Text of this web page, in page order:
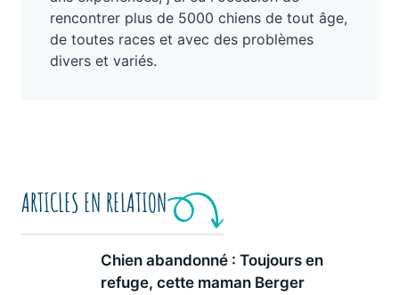
rencontrer plus de 5000 chiens de tout âge,
de toutes races et avec des problèmes
divers et variés.
ARTICLES EN RELATION
Chien abandonné : Toujours en
refuge, cette maman Berger